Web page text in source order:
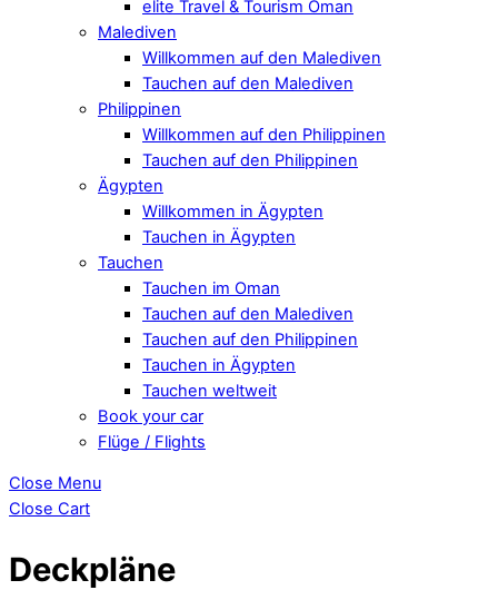
elite Travel & Tourism Oman
Malediven
Willkommen auf den Malediven
Tauchen auf den Malediven
Philippinen
Willkommen auf den Philippinen
Tauchen auf den Philippinen
Ägypten
Willkommen in Ägypten
Tauchen in Ägypten
Tauchen
Tauchen im Oman
Tauchen auf den Malediven
Tauchen auf den Philippinen
Tauchen in Ägypten
Tauchen weltweit
Book your car
Flüge / Flights
Close Menu
Close Cart
Deckpläne